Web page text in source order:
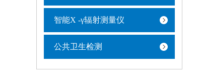
智能X -γ辐射测量仪
公共卫生检测